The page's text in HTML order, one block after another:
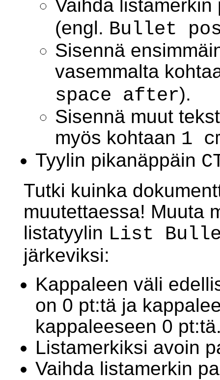
Vaihda
(engl. Bullet
Sisennä
vasemmalta
space after).
Sisennä muut
myös kohtaan 1
Tyylin pikanäppäin
Tutki kuinka
muutettaessa! Muuta
listatyylin List
järkeviksi:
Kappaleen väli
on 0 pt:tä ja
kappaleeseen 0
Listamerkiksi avoin
Vaihda listamerkin